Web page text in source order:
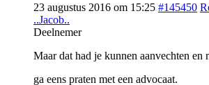
23 augustus 2016 om 15:25 #145450
..Jacob..
Deelnemer
Maar dat had je kunnen aanvechten en
ga eens praten met een advocaat.